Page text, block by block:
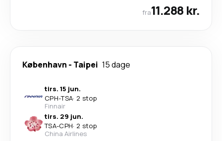
fra11.288 kr.
København - Taipei 15 dage
tirs. 15 jun.
CPH-TSA· 2 stop
Finnair
tirs. 29 jun.
TSA-CPH· 2 stop
China Airlines